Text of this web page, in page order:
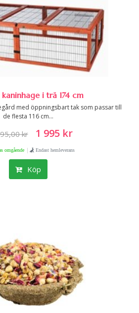
i trä 174 cm
med öppningsbart tak som passar till
de flesta 116 cm...
kr 1 995 kr
omgående | Endast hemleverans
Köp